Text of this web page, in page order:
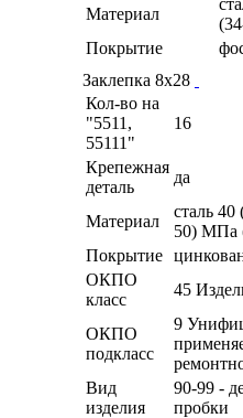
Материал
Покрытие
Заклепка 8х28
Кол-во на
"5511,
55111"
16
Крепежная
деталь
да
Материал
сталь
50) МПа
Покрытие
ОКПО
класс
45
ОКПО
подкласс
9
Вид
изделия
90-99 -
пробки